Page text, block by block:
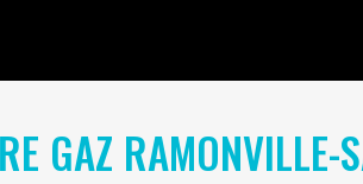
GAZ RAMONVILLE-